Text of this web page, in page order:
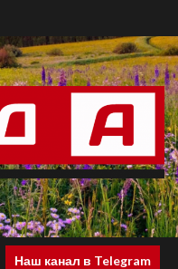
Наш канал в Telegram